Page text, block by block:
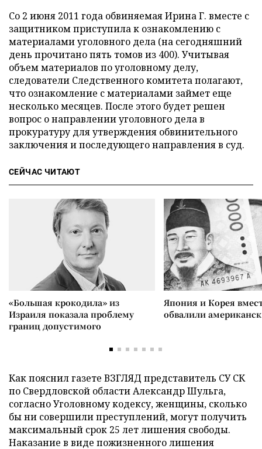
Со 2 июня 2011 года обвиняемая Ирина Г. вместе с
защитником приступила к ознакомлению с
материалами уголовного дела (на сегодняшний
день прочитано пять томов из 400). Учитывая
объем материалов по уголовному делу,
следователи Следственного комитета полагают,
что ознакомление с материалами займет еще
несколько месяцев. После этого будет решен
вопрос о направлении уголовного дела в
прокуратуру для утверждения обвинительного
заключения и последующего направления в суд.
СЕЙЧАС ЧИТАЮТ
«Большая крокодила» из
Израиля показала проблему
границ допустимого
Япония и Корея
обвалили
Как пояснил газете ВЗГЛЯД представитель СУ СК
по Свердловской области Александр Шульга,
согласно Уголовному кодексу, женщины, сколько
бы ни совершили преступлений, могут получить
максимальный срок 25 лет лишения свободы.
Наказание в виде пожизненного лишения